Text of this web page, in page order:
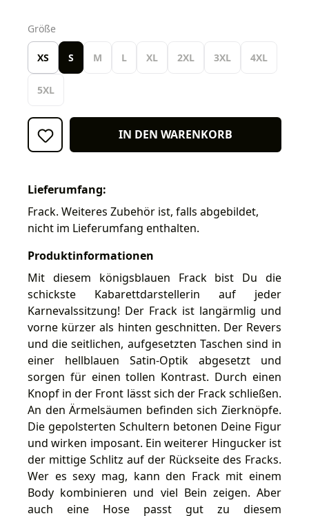
Größe
XS S M L XL 2XL 3XL 4XL
5XL
IN DEN WARENKORB
Lieferumfang:
Frack. Weiteres Zubehör ist, falls abgebildet,
nicht im Lieferumfang enthalten.
Produktinformationen
Mit diesem königsblauen Frack bist Du die
schickste Kabarettdarstellerin auf jeder
Karnevalssitzung! Der Frack ist langärmlig und
vorne kürzer als hinten geschnitten. Der Revers
und die seitlichen, aufgesetzten Taschen sind in
einer hellblauen Satin-Optik abgesetzt und
sorgen für einen tollen Kontrast. Durch einen
Knopf in der Front lässt sich der Frack schließen.
An den Ärmelsäumen befinden sich Zierknöpfe.
Die gepolsterten Schultern betonen Deine Figur
und wirken imposant. Ein weiterer Hingucker ist
der mittige Schlitz auf der Rückseite des Fracks.
Wer es sexy mag, kann den Frack mit einem
Body kombinieren und viel Bein zeigen. Aber
auch eine Hose passt gut zu diesem